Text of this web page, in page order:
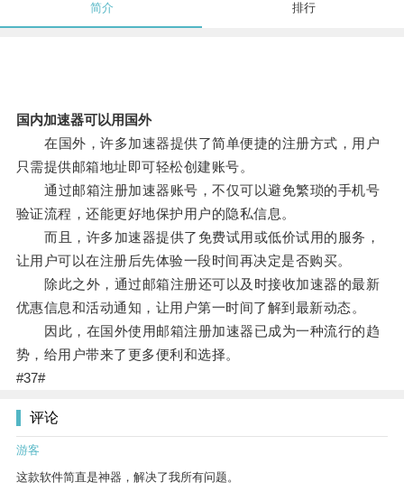
简介 排行
国内加速器可以用国外
在国外，许多加速器提供了简单便捷的注册方式，用户
只需提供邮箱地址即可轻松创建账号。
通过邮箱注册加速器账号，不仅可以避免繁琐的手机号
验证流程，还能更好地保护用户的隐私信息。
而且，许多加速器提供了免费试用或低价试用的服务，
让用户可以在注册后先体验一段时间再决定是否购买。
除此之外，通过邮箱注册还可以及时接收加速器的最新
优惠信息和活动通知，让用户第一时间了解到最新动态。
因此，在国外使用邮箱注册加速器已成为一种流行的趋
势，给用户带来了更多便利和选择。
#37#
评论
游客
这款软件简直是神器，解决了我所有问题。